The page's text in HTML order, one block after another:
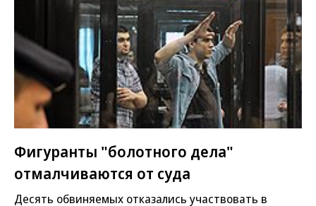
Фигуранты "болотного дела"
отмалчиваются от суда
Десять обвиняемых отказались участвовать в